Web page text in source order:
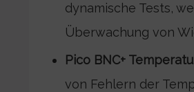
dynamische Tests,
Überwachung von
Pico BNC+
von Fehlern der